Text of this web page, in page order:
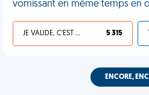
vomissant en même temps en
JE VALIDE, C'EST UNE VDM 5 315
ENCORE,